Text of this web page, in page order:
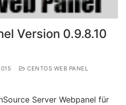
Version 0.9.8.10
CENTOS WEB PANEL
Server Webpanel für